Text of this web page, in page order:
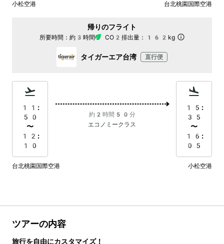
小松空港 台北桃園国際空港
帰りのフライト
所要時間： 約3時間 CO2排出量： 162kg
タイガーエア台湾 直行便
11:
50
〜
12:
10
約2時間50分
エコノミークラス
15:
35
〜
16:
05
台北桃園国際空港 小松空港
ツアーの内容
旅行を自由にカスタマイズ！